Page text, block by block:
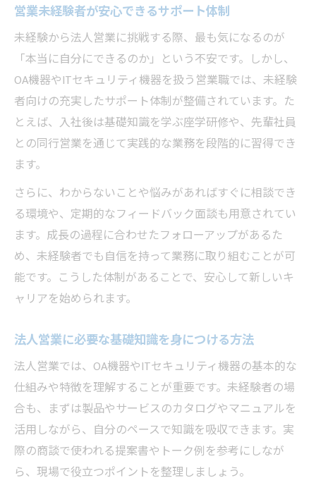
営業現場のリアルな仕事内容を知る
営業未経験者が安心して働ける職場環境
営業やめとけを覆す前向きな体験談
営業デビューで不安を乗り越えるコツ
営業未経験者が感じる不安の本質とは
法人営業で役立つサポート制度を活用
営業やめとけ検索に惑わされない心構え
名古屋営業求人で安心できる条件とは
未経験でも法人営業を目指せる新しい一歩
未経験から営業職を選ぶメリットとは
法人営業に転職する際のポイント解説
安心して挑戦できる営業の働き方とは
営業やめとけの壁を越えるための考え方
営業未経験者が安心できるサポート体制
未経験から法人営業に挑戦する際、最も気になるのが
「本当に自分にできるのか」という不安です。しかし、
OA機器やITセキュリティ機器を扱う営業職では、未経験
者向けの充実したサポート体制が整備されています。た
とえば、入社後は基礎知識を学ぶ座学研修や、先輩社員
との同行営業を通じて実践的な業務を段階的に習得でき
ます。
さらに、わからないことや悩みがあればすぐに相談でき
る環境や、定期的なフィードバック面談も用意されてい
ます。成長の過程に合わせたフォローアップがあるた
め、未経験者でも自信を持って業務に取り組むことが可
能です。こうした体制があることで、安心して新しいキ
ャリアを始められます。
法人営業に必要な基礎知識を身につける方法
法人営業では、OA機器やITセキュリティ機器の基本的な
仕組みや特徴を理解することが重要です。未経験者の場
合も、まずは製品やサービスのカタログやマニュアルを
活用しながら、自分のペースで知識を吸収できます。実
際の商談で使われる提案書やトーク例を参考にしなが
ら、現場で役立つポイントを整理しましょう。